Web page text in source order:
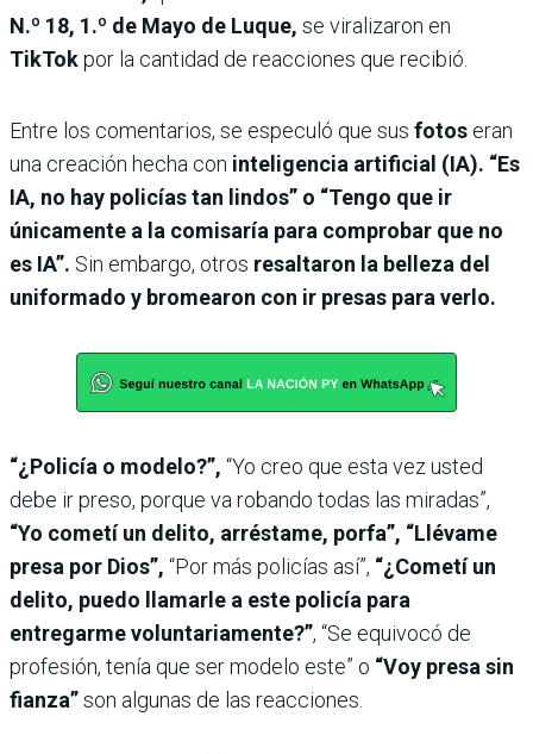
N.º 18, 1.º de Mayo de Luque, se viralizaron en
TikTokpor la cantidad de reacciones que recibió.
Entre los comentarios, se especuló que sus fotos eran
una creación hecha con inteligencia artificial (IA). “Es
IA, no hay policías tan lindos” o “Tengo que ir
únicamente a la comisaría para comprobar que no
es IA”. Sin embargo, otros resaltaron la belleza del
uniformado y bromearon con ir presas para verlo.
“¿Policía o modelo?”, “Yo creo que esta vez usted
debe ir preso, porque va robando todas las miradas”,
“Yo cometí un delito, arréstame, porfa”, “Llévame
presa por Dios”, “Por más policías así”, “¿Cometí un
delito, puedo llamarle a este policía para
entregarme voluntariamente?”, “Se equivocó de
profesión, tenía que ser modelo este” o “Voy presa sin
fianza”son algunas de las reacciones.